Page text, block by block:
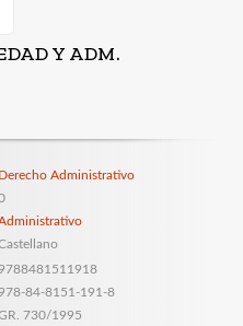
Y ADM.
Derecho Administrativo
84-8151-191-8
730/1995